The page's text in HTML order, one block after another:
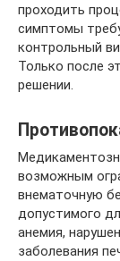
проходить
симптомы
контрольный
Только после
решении.
возможным
внематочную
допустимого
анемия,
заболевания